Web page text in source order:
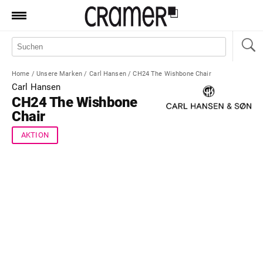
Produkte
Manufaktur
Aktionen
News
Home / Unsere Marken / Carl Hansen/ CH24 The Wishbone Chair
Carl Hansen
CH24 The Wishbone
Chair
AKTION